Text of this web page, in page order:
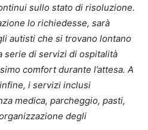
sullo stato di risoluzione.
lo richiedesse, sarà
autisti che si trovano lontano
serie di servizi di ospitalità
comfort durante l’attesa. A
i servizi inclusi
medica, parcheggio, pasti,
degli